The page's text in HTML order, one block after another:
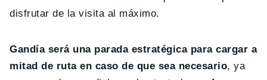
disfrutar de la visita al máximo.
Gandía será una parada estratégica para cargar a
mitad de ruta en caso de que sea necesario, ya